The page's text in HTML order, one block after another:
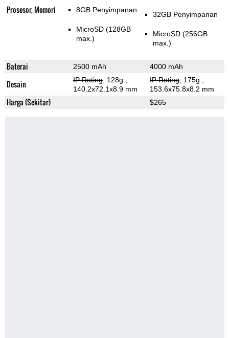
Prosesor, Memori 8GB Penyimpanan
MicroSD (128GB
max.)
32GB Penyimpanan
MicroSD (256GB
max.)
Baterai 2500 mAh 4000 mAh
Desain IP Rating, 128g
140.2x72.1x8.9 mm
IP Rating, 175g
153.6x75.8x8.2 mm
Harga (Sekitar) $265